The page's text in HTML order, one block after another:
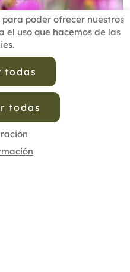
,
, Salud
integrativa
Pin it
poder ofrecer nuestros
el uso que hacemos de las
todas
todas